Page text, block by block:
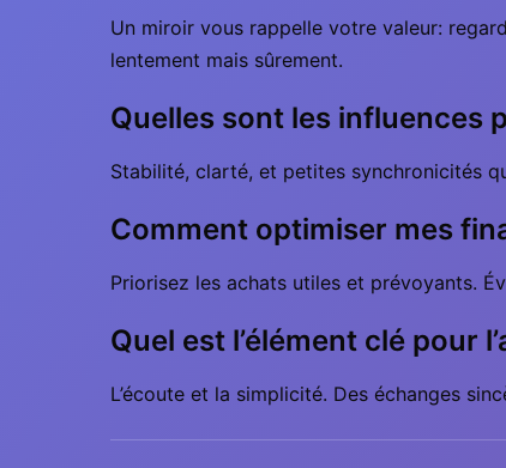
Un miroir vous rappelle votre valeur:
lentement mais sûrement.
Quelles sont les influences
Stabilité, clarté, et petites synchronicités
Comment optimiser mes
Priorisez les achats utiles et prévoyants.
Quel est l’élément clé pour
L’écoute et la simplicité. Des échanges